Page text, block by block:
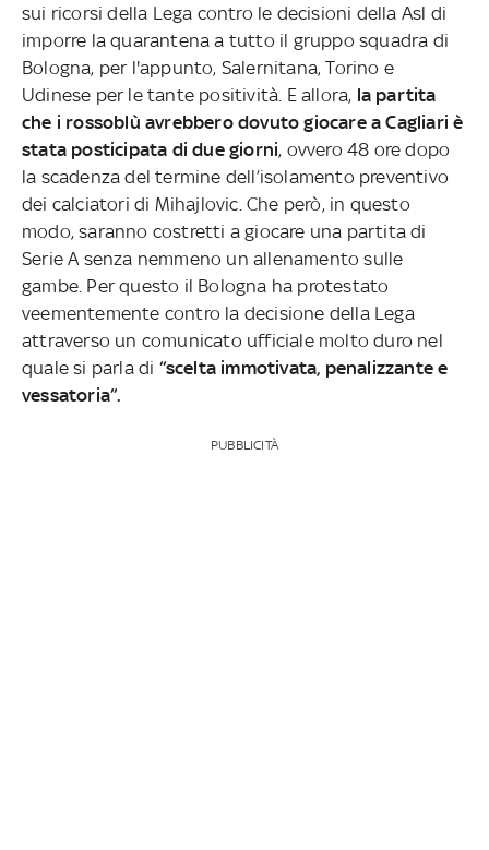
sui ricorsi della Lega contro le decisioni della Asl di
imporre la quarantena a tutto il gruppo squadra di
Bologna, per l'appunto, Salernitana, Torino e
Udinese per le tante positività. E allora, la partita
che i rossoblù avrebbero dovuto giocare a Cagliari è
stata posticipata di due giorni, ovvero 48 ore dopo
la scadenza del termine dell’isolamento preventivo
dei calciatori di Mihajlovic. Che però, in questo
modo, saranno costretti a giocare una partita di
Serie A senza nemmeno un allenamento sulle
gambe. Per questo il Bologna ha protestato
veementemente contro la decisione della Lega
attraverso un comunicato ufficiale molto duro nel
quale si parla di “scelta immotivata, penalizzante e
vessatoria”.
PUBBLICITÀ